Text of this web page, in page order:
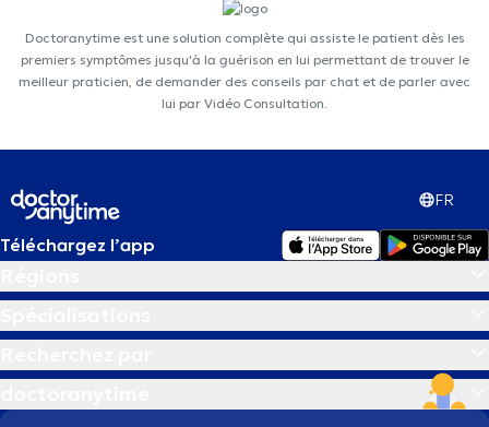
Doctoranytime est une solution complète qui assiste le patient dès les
premiers symptômes jusqu'à la guérison en lui permettant de trouver le
meilleur praticien, de demander des conseils par chat et de parler avec
lui par Vidéo Consultation.
FR
Téléchargez l’app